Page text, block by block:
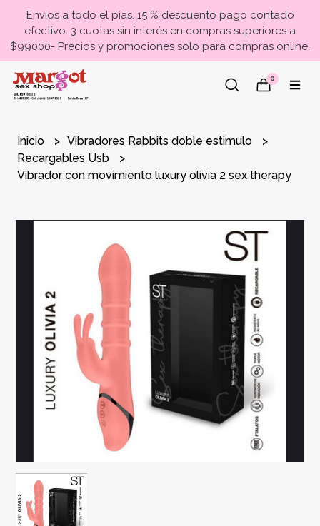
Envíos a todo el pías. 15 % descuento pago contado
efectivo. 3 cuotas sin interés en compras superiores a
$99000- Precios y promociones solo para compras online.
0
Inicio
Vibradores Rabbits doble estimulo
Recargables Usb
Vibrador con movimiento luxury olivia 2 sex therapy